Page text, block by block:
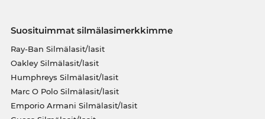
Suosituimmat silmälasimerkkimme
Ray-Ban Silmälasit/lasit
Oakley Silmälasit/lasit
Humphreys Silmälasit/lasit
Marc O Polo Silmälasit/lasit
Emporio Armani Silmälasit/lasit